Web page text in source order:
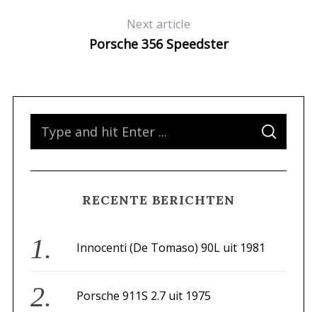
Next article
Porsche 356 Speedster
f
o
:
S
A
C
RECENTE BERICHTEN
Innocenti (De Tomaso) 90L uit 1981
Porsche 911S 2.7 uit 1975